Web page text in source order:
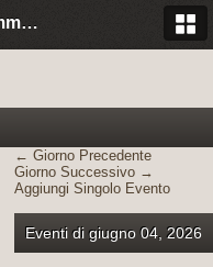
Moldova Community Italia
← Giorno Precedente
Giorno Successivo →
Aggiungi Singolo Evento
Eventi di giugno 04, 2026